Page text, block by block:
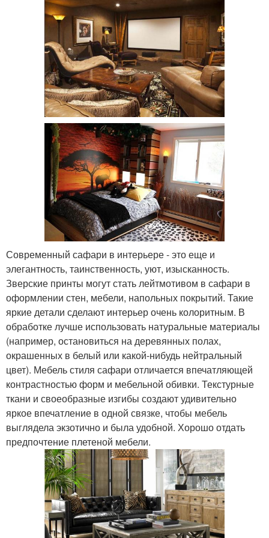
Современный сафари в интерьере - это еще и
элегантность, таинственность, уют, изысканность.
Зверские принты могут стать лейтмотивом в сафари в
оформлении стен, мебели, напольных покрытий. Такие
яркие детали сделают интерьер очень колоритным. В
обработке лучше использовать натуральные материалы
(например, остановиться на деревянных полах,
окрашенных в белый или какой-нибудь нейтральный
цвет). Мебель стиля сафари отличается впечатляющей
контрастностью форм и мебельной обивки. Текстурные
ткани и своеобразные изгибы создают удивительно
яркое впечатление в одной связке, чтобы мебель
выглядела экзотично и была удобной. Хорошо отдать
предпочтение плетеной мебели.